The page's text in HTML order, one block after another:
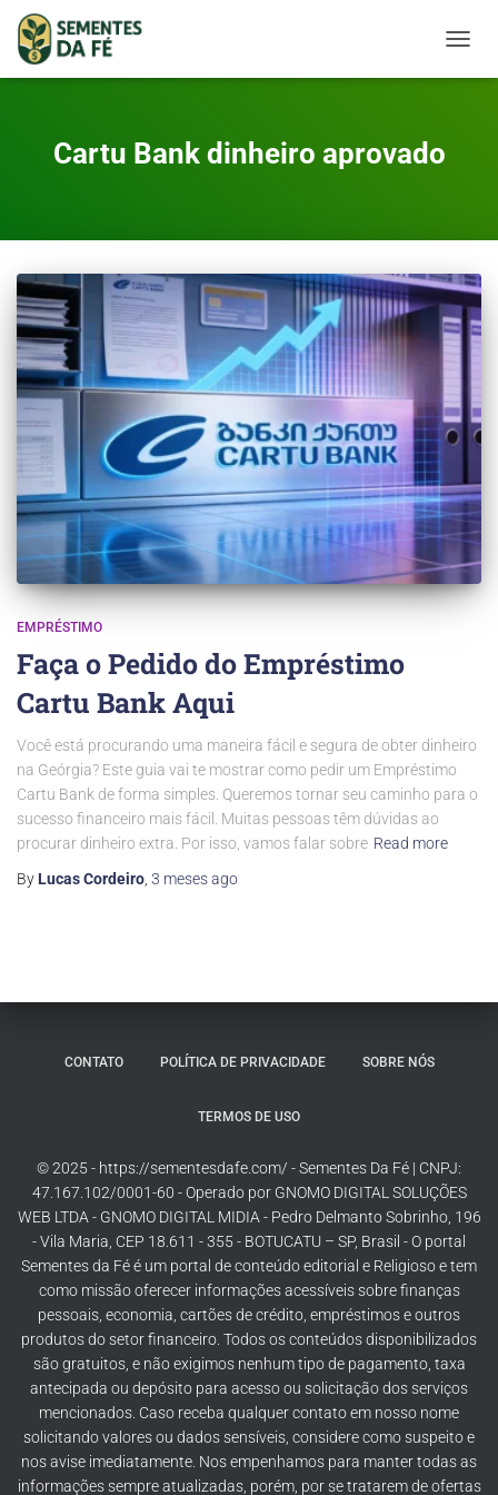
Cartu Bank dinheiro aprovado
EMPRÉSTIMO
Faça o Pedido do Empréstimo
Cartu Bank Aqui
Você está procurando uma maneira fácil e segura de obter dinheiro
na Geórgia? Este guia vai te mostrar como pedir um Empréstimo
Cartu Bank de forma simples. Queremos tornar seu caminho para o
sucesso financeiro mais fácil. Muitas pessoas têm dúvidas ao
procurar dinheiro extra. Por isso, vamos falar sobre Read more
By Lucas Cordeiro 3 mesesago
CONTATO POLÍTICA DE PRIVACIDADE SOBRE NÓS
TERMOS DE USO
© 2025 - https://sementesdafe.com/ - Sementes Da Fé | CNPJ:
47.167.102/0001-60 - Operado por GNOMO DIGITAL SOLUÇÕES
WEB LTDA - GNOMO DIGITAL MIDIA - Pedro Delmanto Sobrinho, 196
- Vila Maria, CEP 18.611 - 355 - BOTUCATU – SP, Brasil - O portal
Sementes da Fé é um portal de conteúdo editorial e Religioso e tem
como missão oferecer informações acessíveis sobre finanças
pessoais, economia, cartões de crédito, empréstimos e outros
produtos do setor financeiro. Todos os conteúdos disponibilizados
são gratuitos, e não exigimos nenhum tipo de pagamento, taxa
antecipada ou depósito para acesso ou solicitação dos serviços
mencionados. Caso receba qualquer contato em nosso nome
solicitando valores ou dados sensíveis, considere como suspeito e
nos avise imediatamente. Nos empenhamos para manter todas as
informações sempre atualizadas, porém, por se tratarem de ofertas